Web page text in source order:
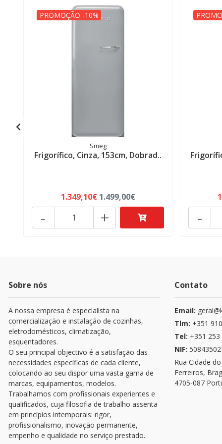
PROMOÇÃO -10%
Smeg
Frigorífico, Cinza, 153cm, Dobrad..
1.349,10€1.499,00€
+
- -
Sobre nós
A nossa empresa é especialista na
comercialização e instalação de cozinhas,
eletrodomésticos, climatização,
esquentadores.
O seu principal objectivo é a satisfação das
necessidades específicas de cada cliente,
colocando ao seu dispor uma vasta gama de
marcas, equipamentos, modelos.
Trabalhamos com profissionais experientes e
qualificados, cuja filosofia de trabalho assenta
em princípios intemporais: rigor,
profissionalismo, inovação permanente,
empenho e qualidade no serviço prestado.
Contato
Email:
Tlm: +351
Tel: +351
NIF:
Rua Cidade
Ferreiros,
4705-087